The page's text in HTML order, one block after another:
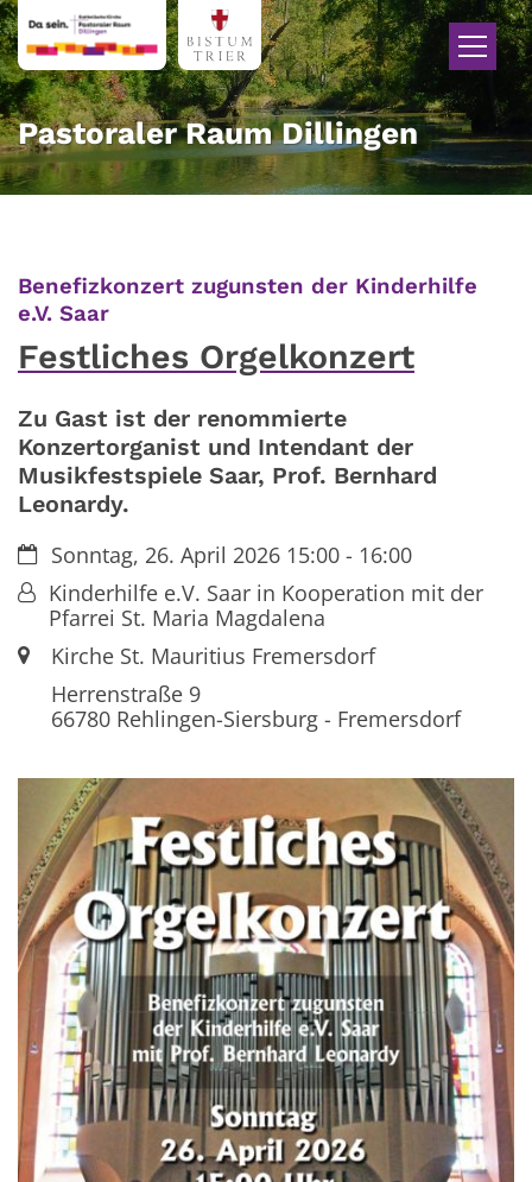
Zum Inhalt springen
Pastoraler Raum Dillingen
Benefizkonzert zugunsten der Kinderhilfe
e.V. Saar:
Festliches Orgelkonzert
Zu Gast ist der renommierte
Konzertorganist und Intendant der
Musikfestspiele Saar, Prof. Bernhard
Leonardy.
Datum:Sonntag, 26. April 2026 15:00 - 16:00
Von:Kinderhilfe e.V. Saar in Kooperation mit der
Pfarrei St. Maria Magdalena
Ort:Kirche St. Mauritius Fremersdorf
Herrenstraße 9
66780Rehlingen-Siersburg - Fremersdorf